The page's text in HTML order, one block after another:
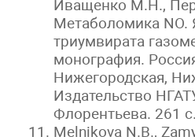
Иващенко М.Н.,
Метаболомика NO.
триумвирата
монография.
Нижегородская,
Издательство
Флорентьева. 261
Melnikova N.B.,